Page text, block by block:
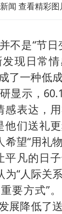
闻 查看精彩图
不是“节日
现日常
了一种低
显示，
感表达，
他们送礼
希望“用礼
平凡的日
为“人际关
要方式”
展降低